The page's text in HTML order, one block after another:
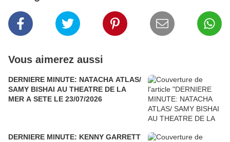
Vous aimerez aussi
DERNIERE MINUTE: NATACHA ATLAS/
SAMY BISHAI AU THEATRE DE LA
MER A SETE LE 23/07/2026
DERNIERE MINUTE: KENNY GARRETT